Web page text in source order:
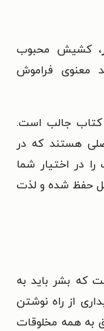
کشیش محبوب
معنوی فراموش
کتاب جالب است.
هستند که در
را در اختیار شما
حفظ شده و لذت
که بشر باید به
از راه نوشتن
به همه مخلوقات